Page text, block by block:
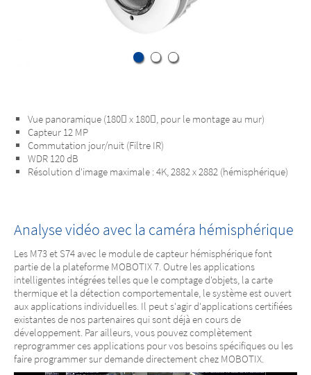
Vue panoramique (180 x 180, pour le montage au mur)
Capteur 12 MP
Commutation jour/nuit (Filtre IR)
WDR 120 dB
Résolution d'image maximale : 4K, 2882 x 2882 (hémisphérique)
Analyse vidéo avec la caméra hémisphérique
Les M73 et S74 avec le module de capteur hémisphérique font
partie de la plateforme MOBOTIX 7. Outre les applications
intelligentes intégrées telles que le comptage d'objets, la carte
thermique et la détection comportementale, le système est ouvert
aux applications individuelles. Il peut s'agir d'applications certifiées
existantes de nos partenaires qui sont déjà en cours de
développement. Par ailleurs, vous pouvez complètement
reprogrammer ces applications pour vos besoins spécifiques ou les
faire programmer sur demande directement chez MOBOTIX.